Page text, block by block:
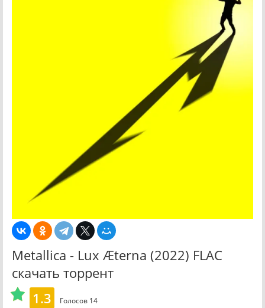
Metallica - Lux Æterna (2022) FLAC
скачать торрент
1.3
Голосов 14